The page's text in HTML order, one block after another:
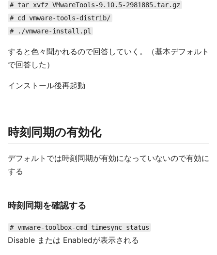
# tar xvfz VMwareTools-9.10.5-2981885.tar.gz
# cd vmware-tools-distrib/
# ./vmware-install.pl
すると色々聞かれるので回答していく。（基本デフォルト
で回答した）
インストール後再起動
時刻同期の有効化
デフォルトでは時刻同期が有効になっていないので有効に
する
時刻同期を確認する
# vmware-toolbox-cmd timesync status
Disable または Enabledが表示される